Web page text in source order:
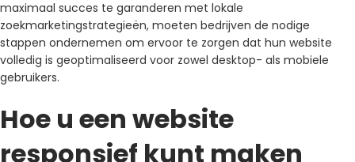
maximaal succes te garanderen met lokale
zoekmarketingstrategieën, moeten bedrijven de nodige
stappen ondernemen om ervoor te zorgen dat hun website
volledig is geoptimaliseerd voor zowel desktop- als mobiele
gebruikers.
Hoe u een website
responsief kunt maken